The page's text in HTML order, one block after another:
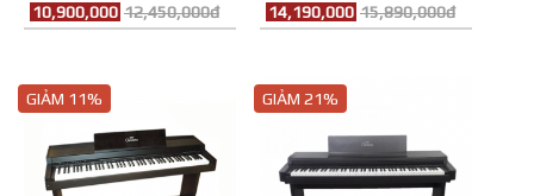
10,900,000 12,450,000đ
14,190,000 15,890,000đ
GIẢM 11% GIẢM 21%